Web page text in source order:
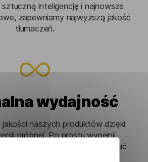
inteligencję i najnowsze
zapewniamy najwyższą jakość
tłumaczeń.
wydajność
jakości naszych produktów dzięki
próbnej. Po prostu wypełnij
Us, a my pomożemy Ci wybrać